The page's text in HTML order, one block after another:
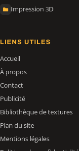
Impression 3D
LIENS UTILES
Accueil
À propos
Contact
Publicité
Bibliothèque de textures
Plan du site
Mentions légales